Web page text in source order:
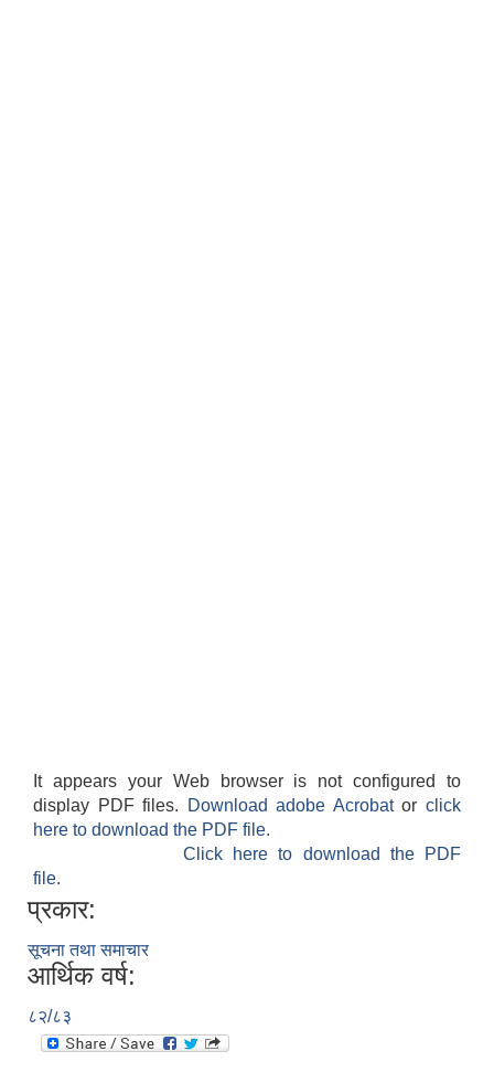
It appears your Web browser is not configured to
display PDF files.
Download adobe Acrobatorclick
here to download the PDF file.
Click here to download the PDF
file.
प्रकार:
सूचना तथा समाचार
आर्थिक वर्ष:
८२/८३